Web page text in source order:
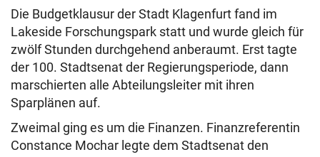
Die Budgetklausur der Stadt Klagenfurt fand im
Lakeside Forschungspark statt und wurde gleich für
zwölf Stunden durchgehend anberaumt. Erst tagte
der 100. Stadtsenat der Regierungsperiode, dann
marschierten alle Abteilungsleiter mit ihren
Sparplänen auf.
Zweimal ging es um die Finanzen. Finanzreferentin
Constance Mochar legte dem Stadtsenat den